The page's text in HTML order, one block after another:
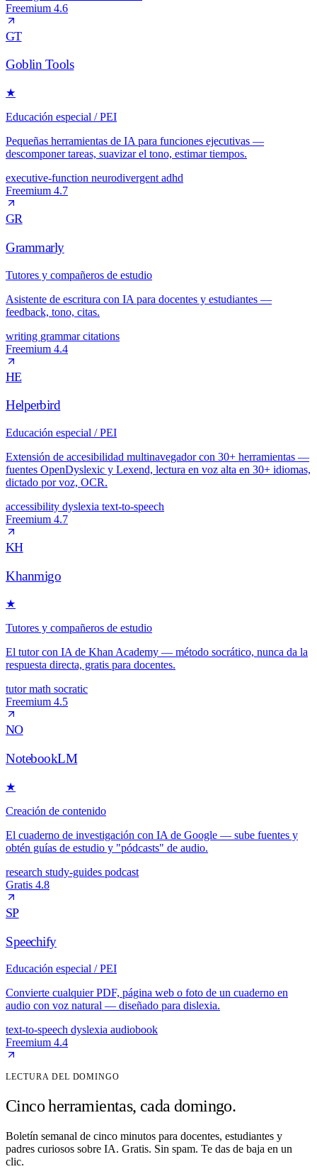
Freemium 4.6
GT
Goblin Tools
★
Educación especial / PEI
Pequeñas herramientas de IA para funciones ejecutivas —
descomponer tareas, suavizar el tono, estimar tiempos.
executive-function neurodivergent adhd
Freemium 4.7
GR
Grammarly
Tutores y compañeros de estudio
Asistente de escritura con IA para docentes y estudiantes —
feedback, tono, citas.
writing grammarcitations
Freemium 4.4
HE
Helperbird
Educación especial / PEI
Extensión de accesibilidad multinavegador con 30+ herramientas —
fuentes OpenDyslexic y Lexend, lectura en voz alta en 30+ idiomas,
dictado por voz, OCR.
accessibility dyslexia text-to-speech
Freemium 4.7
KH
Khanmigo
★
Tutores y compañeros de estudio
El tutor con IA de Khan Academy — método socrático, nunca da la
respuesta directa, gratis para docentes.
tutormath socratic
Freemium 4.5
NO
NotebookLM
★
Creación de contenido
El cuaderno de investigación con IA de Google — sube fuentes y
obtén guías de estudio y "pódcasts" de audio.
research study-guides podcast
Gratis 4.8
SP
Speechify
Educación especial / PEI
Convierte cualquier PDF, página web o foto de un cuaderno en
audio con voz natural — diseñado para dislexia.
text-to-speech dyslexia audiobook
Freemium 4.4
LECTURA DEL DOMINGO
Cinco herramientas, cada domingo.
Boletín semanal de cinco minutos para docentes, estudiantes y
padres curiosos sobre IA. Gratis. Sin spam. Te das de baja en un
clic.